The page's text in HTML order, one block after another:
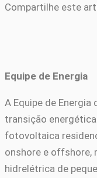
Compartilhe este
Equipe de Energia
A Equipe de Energia
transição
fotovoltaica
onshore e offshore,
hidrelétrica de